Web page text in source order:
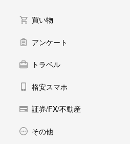
買い物
アンケート
トラベル
格安スマホ
証券/FX/不動産
その他